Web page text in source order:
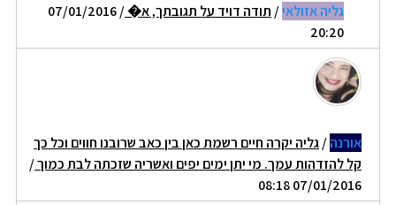
גליה אזולאי/ תודה דויד על תגובתך, א� / 07/01/2016
20:20
אורנה/גליה יקרה חיים רשמת כאן בין כאב שרובנו חווים וכל כך
קל להזדהות עמך. מי יתן ימים יפים ואשריה שזכתה לבת כמוך/
07/01/2016 08:18